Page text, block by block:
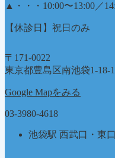
▲ ・・・10:00〜13:00／
【休診日】祝日のみ
〒171-0022
東京都豊島区南池袋1-
Google Mapをみる
03-3980-4618
池袋駅 西武口・東